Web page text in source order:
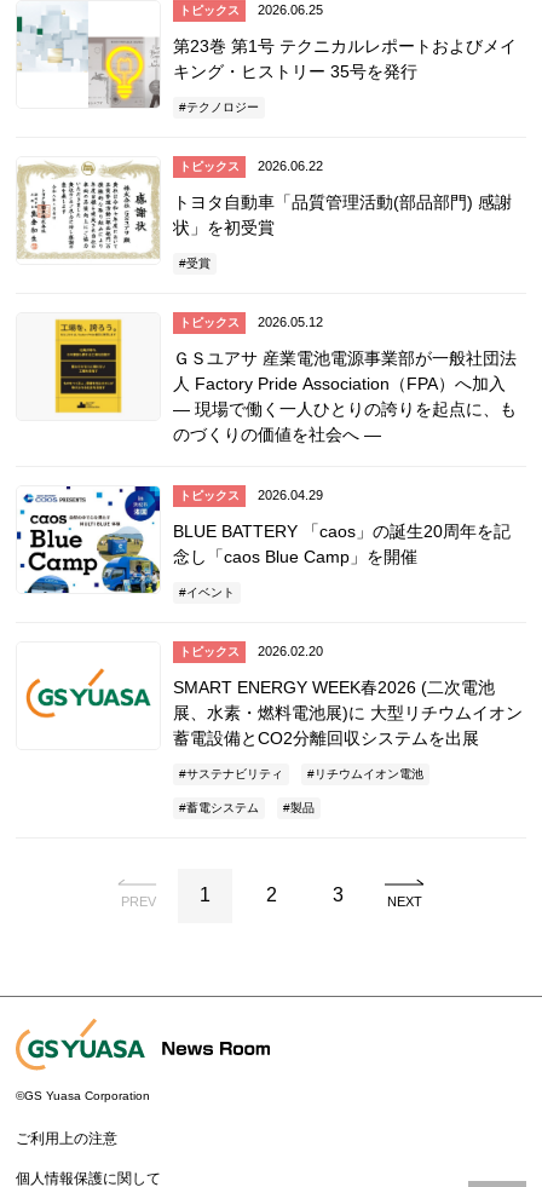
トピックス 2026.06.25
第23巻 第1号 テクニカルレポートおよびメイ
キング・ヒストリー 35号を発行
テクノロジー
トピックス 2026.06.22
トヨタ自動車「品質管理活動(部品部門) 感謝
状」を初受賞
受賞
トピックス 2026.05.12
ＧＳユアサ 産業電池電源事業部が一般社団法
人 Factory Pride Association（FPA）へ加入
― 現場で働く一人ひとりの誇りを起点に、も
のづくりの価値を社会へ ―
トピックス 2026.04.29
BLUE BATTERY 「caos」の誕生20周年を記
念し「caos Blue Camp」を開催
イベント
トピックス 2026.02.20
SMART ENERGY WEEK春2026 (二次電池
展、水素・燃料電池展)に 大型リチウムイオン
蓄電設備とCO2分離回収システムを出展
サステナビリティ リチウムイオン電池
蓄電システム 製品
PREV 1 2 3 NEXT
©GS Yuasa Corporation
ご利用上の注意
個人情報保護に関して